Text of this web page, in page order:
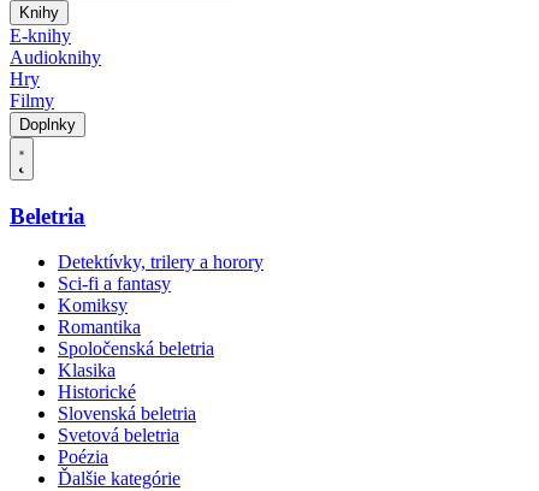
Knihy
E-knihy
Audioknihy
Hry
Filmy
Doplnky
Beletria
Detektívky, trilery a horory
Sci-fi a fantasy
Komiksy
Romantika
Spoločenská beletria
Klasika
Historické
Slovenská beletria
Svetová beletria
Poézia
Ďalšie kategórie